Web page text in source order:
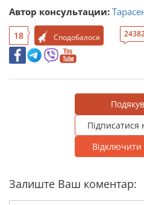
Автор консультации:
18 Сподобалося
Підписатися
Залиште Ваш коментар: